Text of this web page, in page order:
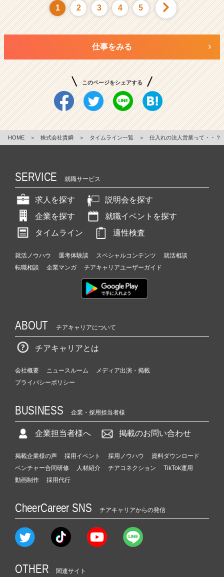
1 2 3 4 5
仕事をみる
このページをシェアする
HOME ＞ 株式会社貴瞬 ＞ タイムライン一覧 ＞ 仕入れの法人営業って・・？
SERVICE 就職サービス
求人を探す
説明会を探す
企業を探す
就職イベントを探す
タイムライン
適性検査
就活ノウハウ 選考体験談 スペシャルコンテンツ
就活相談
転職相談
企業マンガ チアキャリアユーザーガイド
ABOUT チアキャリアについて
チアキャリアとは
会社概要 ニュースルーム
メディア出演・掲載
プライバシーポリシー
BUSINESS 企業・採用担当者様
企業担当者様へ 掲載のお問い合わせ
掲載企業様の声 採用イベント 採用ノウハウ
資料ダウンロード
ベンチャー合同研修
人材紹介 チアコネクション
TikTok運用
動画制作
採用代行
CheerCareer SNS チアキャリアからの発信
OTHER 関連サイト